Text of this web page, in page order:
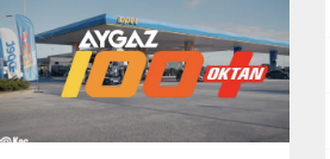
sürdürülebilir inovasyon stratejisi
sayesinde sektörde yarattığı farkı
tescilledi.